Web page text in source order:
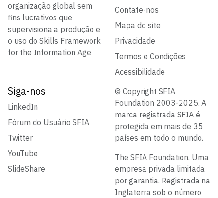
organização global sem
fins lucrativos que
supervisiona a produção e
o uso do Skills Framework
for the Information Age
Contate-nos
Mapa do site
Privacidade
Termos e Condições
Acessibilidade
Siga-nos
LinkedIn
Fórum do Usuário SFIA
Twitter
YouTube
SlideShare
© Copyright SFIA
Foundation 2003-2025. A
marca registrada SFIA é
protegida em mais de 35
países em todo o mundo.
The SFIA Foundation. Uma
empresa privada limitada
por garantia. Registrada na
Inglaterra sob o número